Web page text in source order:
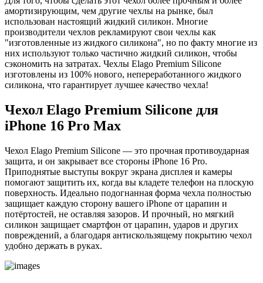
амортизирующим, чем другие чехлы на рынке, был
использован настоящий жидкий силикон. Многие
производители чехлов рекламируют свои чехлы как
"изготовленные из жидкого силикона", но по факту многие из
них используют только частично жидкий силикон, чтобы
сэкономить на затратах. Чехлы Elago Premium Silicone
изготовлены из 100% нового, непереработанного жидкого
силикона, что гарантирует лучшее качество чехла!
Чехол Elago Premium Silicone для
iPhone 16 Pro Max
Чехол Elago Premium Silicone — это прочная противоударная
защита, и он закрывает все стороны iPhone 16 Pro.
Приподнятые выступы вокруг экрана дисплея и камеры
помогают защитить их, когда вы кладете телефон на плоскую
поверхность. Идеально подогнанная форма чехла полностью
защищает каждую сторону вашего iPhone от царапин и
потёртостей, не оставляя зазоров. И прочный, но мягкий
силикон защищает смартфон от царапин, ударов и других
повреждений, а благодаря антискользящему покрытию чехол
удобно держать в руках.